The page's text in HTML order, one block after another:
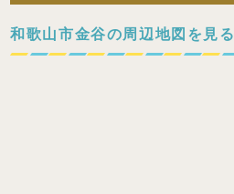
和歌山市金谷の周辺地図を見る